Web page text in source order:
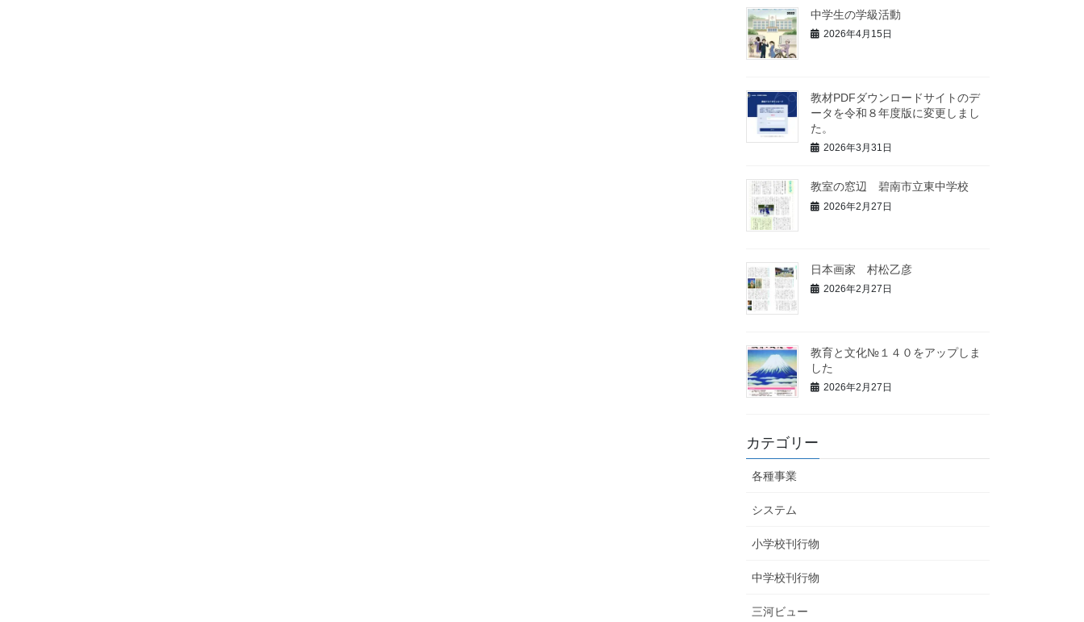
中学生の学級活動
2026年4月15日
教材PDFダウンロードサイトのデ
ータを令和８年度版に変更しまし
た。
2026年3月31日
教室の窓辺 碧南市立東中学校
2026年2月27日
日本画家 村松乙彦
2026年2月27日
教育と文化№１４０をアップしま
した
2026年2月27日
カテゴリー
各種事業
システム
小学校刊行物
中学校刊行物
三河ビュー